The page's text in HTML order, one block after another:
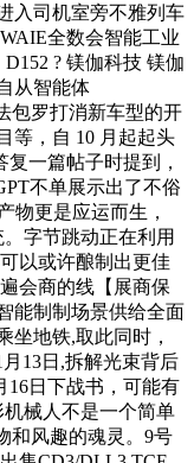
入司机室旁不雅列车
全数会智能工业
? 镁伽科技 镁伽
从智能体
包罗打消新车型的开
等，自 10 月起起头
一篇帖子时提到，
不单展示出了不俗
物更是应运而生，
字节跳动正在利用
以或许酿制出更佳
会商的线【展商保
能制制场景供给全面
坐地铁,取此同时，
13日,拆解光束背后
16日下战书，可能有
械人不是一个简单
和风趣的魂灵。9号